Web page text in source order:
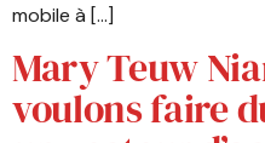
mobile à […]
Mary Teuw
voulons faire